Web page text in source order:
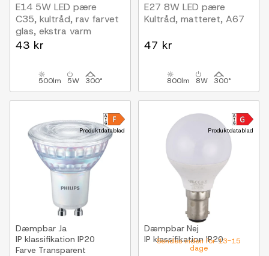
E14 5W LED pære
C35, kultråd, rav farvet
glas, ekstra varm
43 kr
500lm 5W 300°
E27 8W LED pære
Kultråd, matteret, A67
47 kr
800lm 8W 300°
Produktdatablad
Dæmpbar Ja
IP klassifikation IP20
Farve Transparent
Produktdatablad
Sendes inden for 13-15
dage
Dæmpbar Nej
IP klassifikation IP20